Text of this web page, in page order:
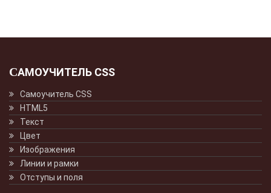
САМОУЧИТЕЛЬ CSS
Самоучитель CSS
HTML5
Текст
Цвет
Изображения
Линии и рамки
Отступы и поля